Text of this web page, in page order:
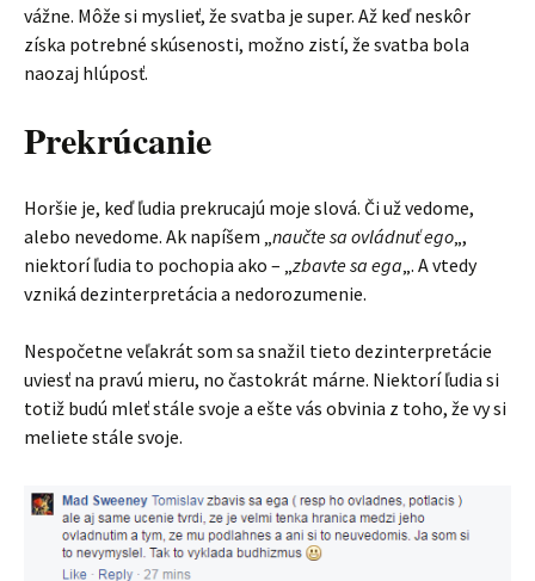
vážne. Môže si myslieť, že svatba je super. Až keď neskôr
získa potrebné skúsenosti, možno zistí, že svatba bola
naozaj hlúposť.
Prekrúcanie
Horšie je, keď ľudia prekrucajú moje slová. Či už vedome,
alebo nevedome. Ak napíšem „naučte sa ovládnuť ego„,
niektorí ľudia to pochopia ako – „zbavte sa ega„. A vtedy
vzniká dezinterpretácia a nedorozumenie.
Nespočetne veľakrát som sa snažil tieto dezinterpretácie
uviesť na pravú mieru, no častokrát márne. Niektorí ľudia si
totiž budú mleť stále svoje a ešte vás obvinia z toho, že vy si
meliete stále svoje.